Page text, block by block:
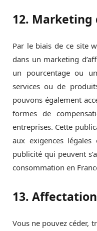
12. Marketing
Par le biais de ce site
dans un marketing
un pourcentage ou
services ou de
pouvons également
formes de
entreprises. Cette
aux exigences
publicité qui peuvent
consommation en
13. Affectation
Vous ne pouvez céder,